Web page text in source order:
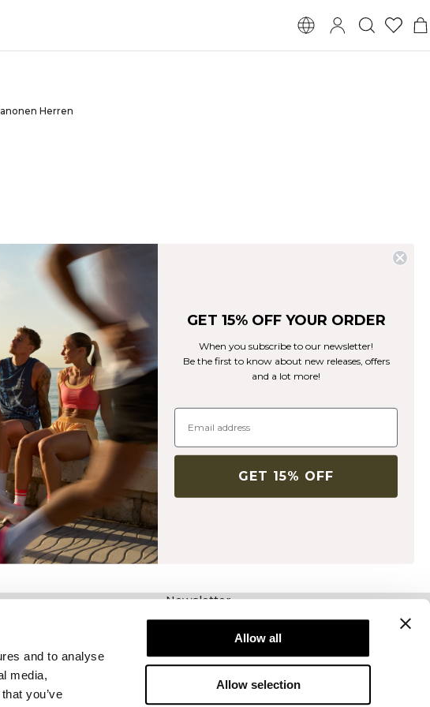
and to analyse
media,
you’ve
Allow all
Allow selection
Herren
Newsletter
Abonnieren Sie unseren Newsletter! Erhalten
Sie exklusive Angebote, unsere neuesten
Nachrichten und vieles mehr.
GET 15% OFF YOUR ORDER
When you subscribe to our newsletter!
Be the first to know about new releases, offers
and a lot more!
GET 15% OFF